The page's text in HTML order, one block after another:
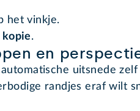
het vinkje.
kopie.
en
uitsnede zelf
randjes eraf wilt